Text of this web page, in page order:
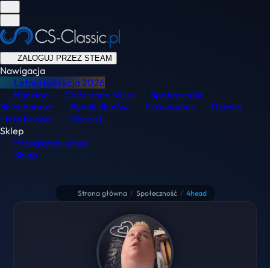
ZALOGUJ PRZEZ STEAM
Nawigacja
Letnia Kolekcja2026
Ranking
Codzienne Misje
Społeczność
Skinchanger
Rynek Skinów Przewodnik
Demka
Lista Banów
Discord
Sklep
Przeglądaj usługi
Sklep
Strona główna / Społeczność / 4head